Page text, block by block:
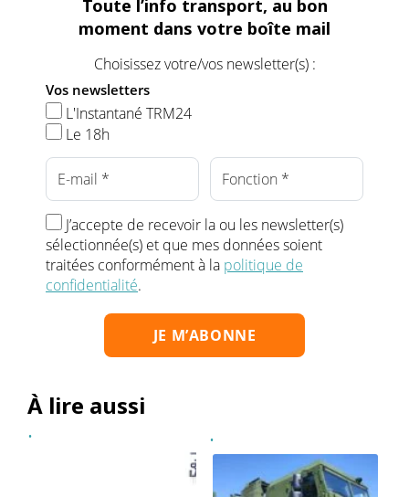
Toute l’info transport, au bon
moment dans votre boîte mail
Choisissez votre/vos newsletter(s) :
Vos newsletters
L'Instantané TRM24
Le 18h
J’accepte de recevoir la ou les newsletter(s)
sélectionnée(s) et que mes données soient
traitées conformément à la politique de
confidentialité.
À lire aussi